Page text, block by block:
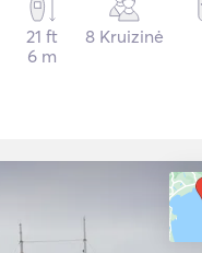
21 ft
6 m
8 Kruizinė